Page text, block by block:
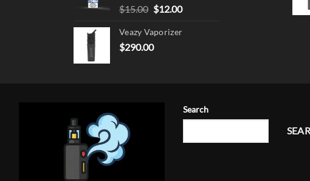
$15.00 Original
was:
$15.00.
$12.00Current
is:
Veazy Vaporizer
$290.00
Search